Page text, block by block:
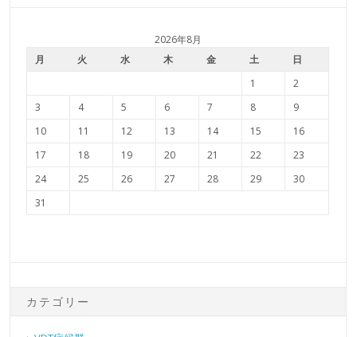
2026年8月
月
火 水 木 金 土
日
1
2
3
4 5 6 7 8
9
10
11 12 13 14 15
16
17
18 19 20 21 22
23
24
25 26 27 28 29
30
31
カテゴリー